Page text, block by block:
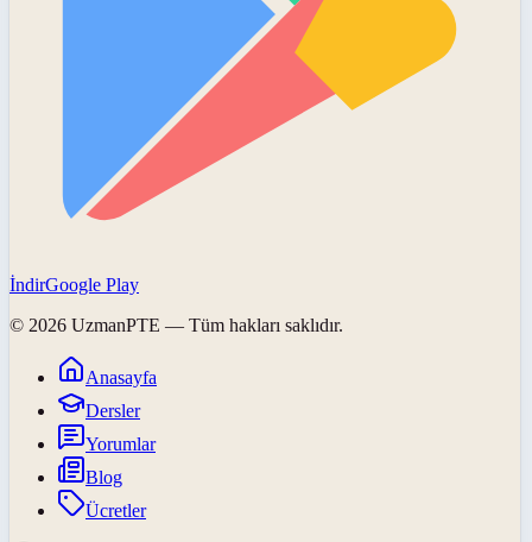
İndirGoogle Play
© 2026 UzmanPTE — Tüm hakları saklıdır.
Anasayfa
Dersler
Yorumlar
Blog
Ücretler